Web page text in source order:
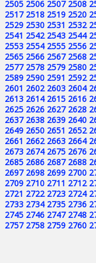
2505 2506 2507 2508
2517 2518 2519 2520
2529 2530 2531 2532
2541 2542 2543 2544
2553 2554 2555 2556
2565 2566 2567 2568
2577 2578 2579 2580
2589 2590 2591 2592
2601 2602 2603 2604
2613 2614 2615 2616
2625 2626 2627 2628
2637 2638 2639 2640
2649 2650 2651 2652
2661 2662 2663 2664
2673 2674 2675 2676
2685 2686 2687 2688
2697 2698 2699 2700
2709 2710 2711 2712
2721 2722 2723 2724
2733 2734 2735 2736
2745 2746 2747 2748
2757 2758 2759 2760